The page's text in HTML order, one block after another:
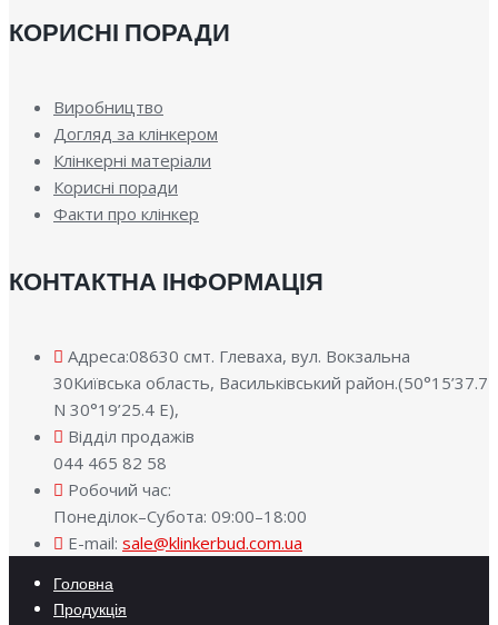
КОРИСНІ ПОРАДИ
Виробництво
Догляд за клінкером
Клінкерні матеріали
Корисні поради
Факти про клінкер
КОНТАКТНА ІНФОРМАЦІЯ
Адреса:08630 смт. Глеваха, вул. Вокзальна
30Київська область, Васильківський район.(50°15’37.7
N 30°19’25.4 E),
Відділ продажів
044 465 82 58
Робочий час:
Понеділок–Субота: 09:00–18:00
E-mail: sale@klinkerbud.com.ua
Головна
Продукція